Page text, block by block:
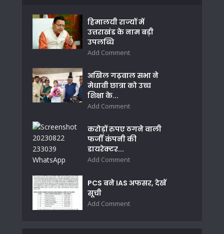
हिमालयी राज्यों में
उत्तराखंड के नाम बड़ी
उपलब्धि
Add Comment
अखिल गढ़वाल सभा ने
मेधावी छात्रा को उच्च
शिक्षा के...
Add Comment
करोड़ों रुपए ठगने वाली
फर्जी कंपनी की
डायरेक्टर...
Add Comment
PCS बने IAS अफसर, देखें
सूची
Add Comment